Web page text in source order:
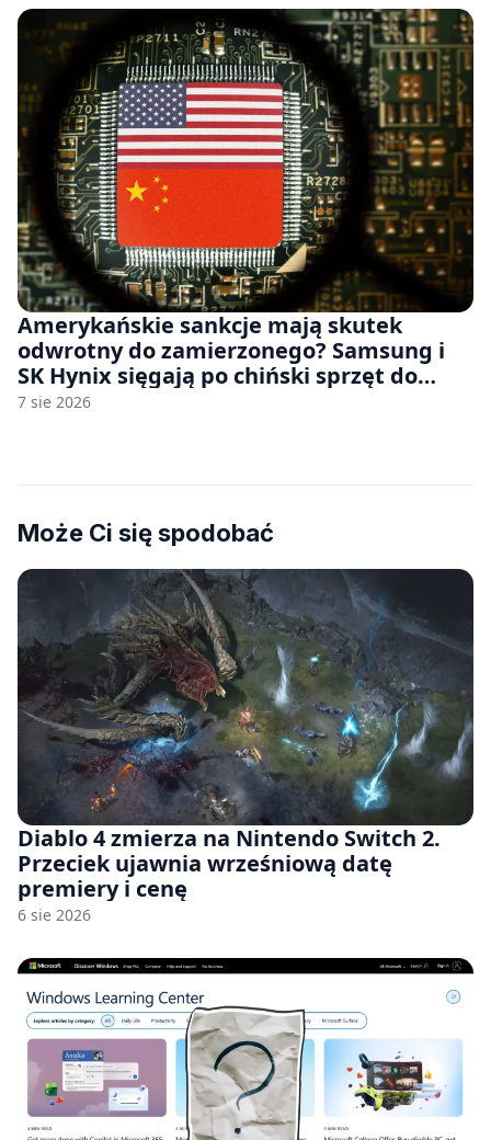
Amerykańskie sankcje mają skutek
odwrotny do zamierzonego? Samsung i
SK Hynix sięgają po chiński sprzęt do
fabryk chipów
7 sie 2026
Może Ci się spodobać
Diablo 4 zmierza na Nintendo Switch 2.
Przeciek ujawnia wrześniową datę
premiery i cenę
6 sie 2026